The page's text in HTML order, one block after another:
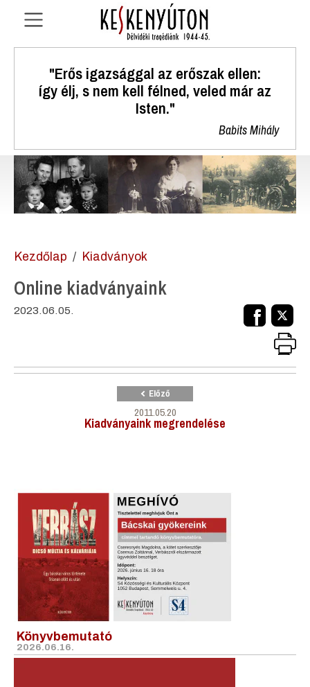
"Erős igazsággal az erőszak ellen:
így élj, s nem kell félned, veled már az
Isten."
Babits Mihály
Kezdőlap Kiadványok
Online kiadványaink
2023.06.05.
Előző
2011.05.20
Kiadványaink megrendelése
Könyvbemutató
2026.06.16.